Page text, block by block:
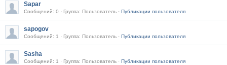
Sapar
Сообщений: 0 · Группа: Пользователь · Публикации пользователя
sapogov
Сообщений: 1 · Группа: Пользователь · Публикации пользователя
Sasha
Сообщений: 1 · Группа: Пользователь · Публикации пользователя